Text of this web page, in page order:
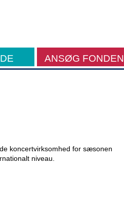
ANSØG FONDEN
koncertvirksomhed for sæsonen
niveau.